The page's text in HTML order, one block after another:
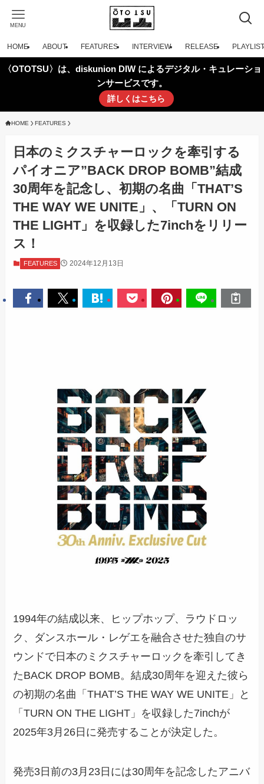
MENU
HOME ABOUT FEATURES INTERVIEW RELEASE PLAYLIST
〈OTOTSU〉は、diskunion DIW によるデジタル・キュレーショ
ンサービスです。
詳しくはこちら
HOME FEATURES
日本のミクスチャーロックを牽引する
パイオニア”BACK DROP BOMB”結成
30周年を記念し、初期の名曲「THAT’S
THE WAY WE UNITE」、「TURN ON
THE LIGHT」を収録した7inchをリリー
ス！
FEATURES 2024年12月13日
1994年の結成以来、ヒップホップ、ラウドロッ
ク、ダンスホール・レゲエを融合させた独自のサ
ウンドで日本のミクスチャーロックを牽引してき
たBACK DROP BOMB。結成30周年を迎えた彼ら
の初期の名曲「THAT’S THE WAY WE UNITE」と
「TURN ON THE LIGHT」を収録した7inchが
2025年3月26日に発売することが決定した。
発売3日前の3月23日には30周年を記念したアニバ